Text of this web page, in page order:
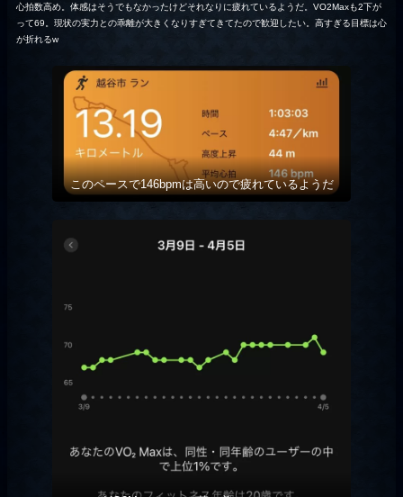
心拍数高め。体感はそうでもなかったけどそれなりに疲れているようだ。VO2Maxも2下が
って69。現状の実力との乖離が大きくなりすぎてきてたので歓迎したい。高すぎる目標は心
が折れるw
このペースで146bpmは高いので疲れているようだ